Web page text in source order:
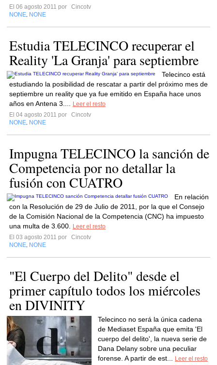
El 06 agosto 2011 por
Cincotv
NONE NONE
Estudia TELECINCO recuperar el
Reality 'La Granja' para septiembre
Telecinco está
estudiando la posibilidad de rescatar a partir del próximo mes de
septiembre un reality que ya fue emitido en España hace unos
años en Antena 3....
Leer el resto
El 04 agosto 2011 por
Cincotv
NONE NONE
Impugna TELECINCO la sanción de
Competencia por no detallar la
fusión con CUATRO
En relación
con la Resolución de 29 de Julio de 2011, por la que el Consejo
de la Comisión Nacional de la Competencia (CNC) ha impuesto
una multa de 3.600.
Leer el resto
El 03 agosto 2011 por
Cincotv
NONE NONE
"El Cuerpo del Delito" desde el
primer capítulo todos los miércoles
en DIVINITY
Telecinco no será la única cadena
de Mediaset España que emita 'El
cuerpo del delito', la nueva serie de
Dana Delany sobre una peculiar
forense. A partir de est...
Leer el resto